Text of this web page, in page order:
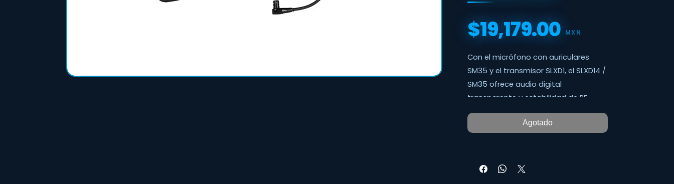
$19,179.00 MXN
Con el micrófono con auriculares
SM35 y el transmisor SLXD1, el SLXD14 /
SM35 ofrece audio digital
transparente y estabilidad de RF
sólida para aulas y presentaciones en
DETALLES DEL PRODUCTO
Agotado